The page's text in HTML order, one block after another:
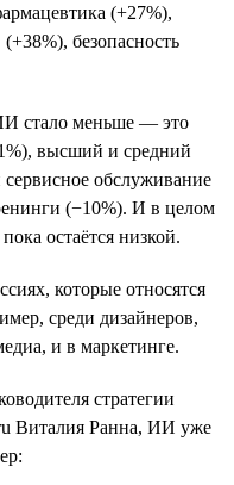
(+27%),
безопасность
стало меньше — это
высший и средний
обслуживание
(−10%). И в целом
остаётся низкой.
которые относятся
среди дизайнеров,
и в маркетинге.
стратегии
Виталия Ранна, ИИ уже